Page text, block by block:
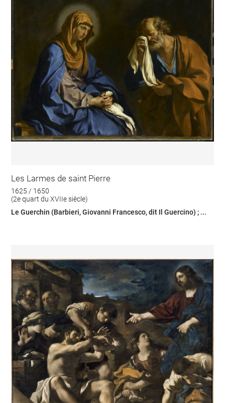
Les Larmes de saint Pierre
1625 / 1650
(2e quart du XVIIe siècle)
Le Guerchin (Barbieri, Giovanni Francesco, dit Il Guercino) ; ...